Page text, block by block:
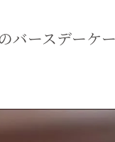
バースデーケ